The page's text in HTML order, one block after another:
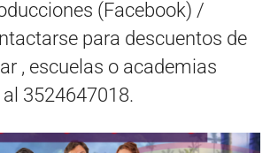
(Facebook) /
para descuentos de
, escuelas o academias
3524647018.